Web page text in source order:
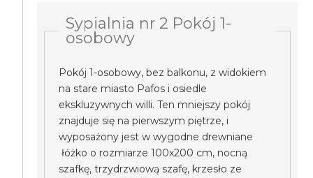
Sypialnia nr 2 Pokój 1-
osobowy
Pokój 1-osobowy, bez balkonu, z widokiem
na stare miasto Pafos i osiedle
ekskluzywnych willi. Ten mniejszy pokój
znajduje się na pierwszym piętrze, i
wyposażony jest w wygodne drewniane
łóżko o rozmiarze 100x200 cm, nocną
szafkę, trzydrzwiową szafę, krzesło ze